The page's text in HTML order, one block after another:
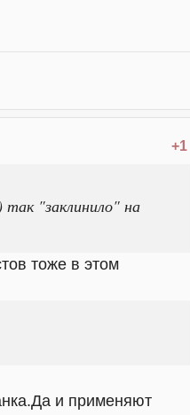
+1
"заклинило" на
тоже в этом
и применяют